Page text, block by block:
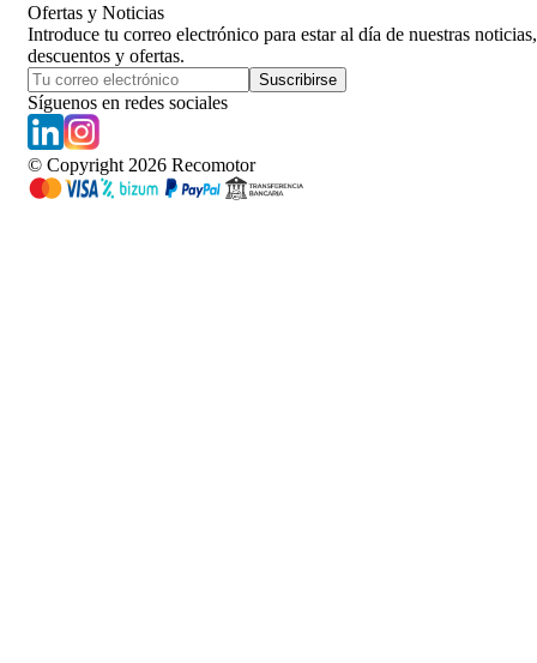
Ofertas y Noticias
Introduce tu correo electrónico para estar al día de nuestras noticias,
descuentos y ofertas.
Suscribirse
Síguenos en redes sociales
© Copyright 2026 Recomotor